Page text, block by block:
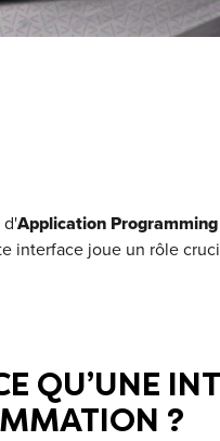
d'Application
interface joue un rôle
QU’UNE
?